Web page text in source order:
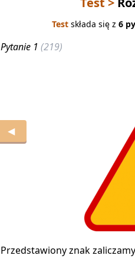
Testskłada się z 6
◀
Pytanie 1 (219)
Przedstawiony znak